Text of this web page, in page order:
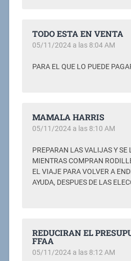
TODO ESTA EN VENTA
05/11/2024 a las 8:04 AM
PARA EL QUE LO PUEDE
MAMALA HARRIS
05/11/2024 a las 8:10 AM
PREPARAN LAS VALIJAS Y SE
MIENTRAS COMPRAN
EL VIAJE PARA VOLVER A
AYUDA, DESPUES DE LAS
REDUCIRAN EL
FFAA
05/11/2024 a las 8:12 AM